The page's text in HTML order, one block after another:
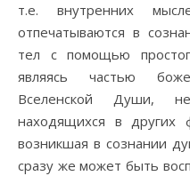
т.е. внутренних
отпечатываются в
тел с помощью
являясь частью
Вселенской Души,
находящихся в других
возникшая в сознании
сразу же может быть